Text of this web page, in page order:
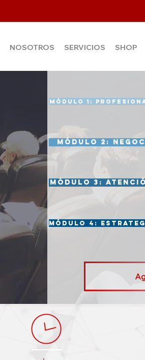
NOSOTROS SERVICIOS SHOP
MÓDULO 1:
MÓDULO 2:
MÓDULO 3:
MÓDULO 4: